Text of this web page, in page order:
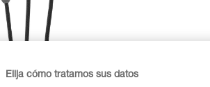
Elija cómo tratamos sus datos